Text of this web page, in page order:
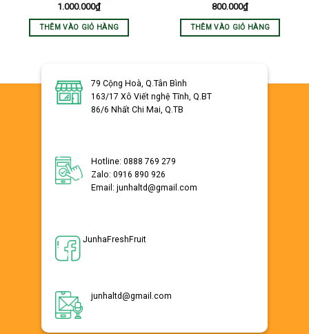
1.000.000₫
THÊM VÀO GIỎ HÀNG
800.000₫
THÊM VÀO GIỎ HÀNG
79 Cộng Hoà, Q.Tân Bình
163/17 Xô Viết nghệ Tĩnh, Q.BT
86/6 Nhất Chi Mai, Q.TB
Hotline: 0888 769 279
Zalo: 0916 890 926
Email: junhaltd@gmail.com
JunhaFreshFruit
junhaltd@gmail.com